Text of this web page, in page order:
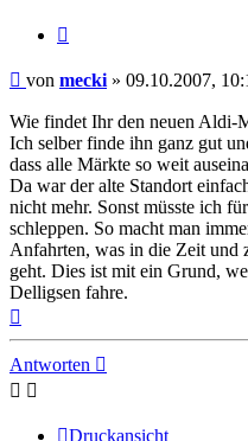
Beitrag
von mecki » 09.10.2007,
Wie findet Ihr den neuen Aldi-
Ich selber finde ihn ganz gut
dass alle Märkte so weit
Da war der alte Standort
nicht mehr. Sonst müsste ich
schleppen. So macht man
Anfahrten, was in die Zeit und
geht. Dies ist mit ein Grund,
Delligsen fahre.
Antworten
Druckansicht